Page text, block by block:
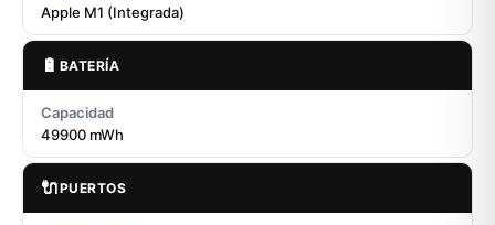
Apple M1 (Integrada)
🔋 BATERÍA
Capacidad
49900 mWh
🔌PUERTOS